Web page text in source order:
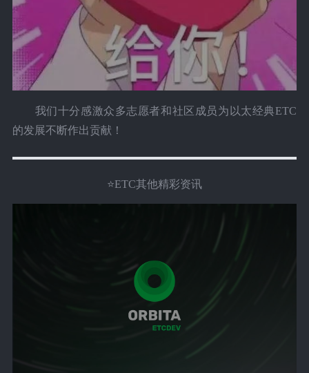
我们十分感激众多志愿者和社区成员为以太经典ETC
的发展不断作出贡献！
⭐ETC其他精彩资讯